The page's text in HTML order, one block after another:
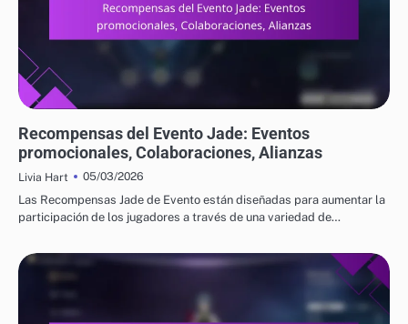
Recompensas del Evento Jade: Eventos
promocionales, Colaboraciones, Alianzas
Livia Hart
05/03/2026
Las Recompensas Jade de Evento están diseñadas para aumentar la
participación de los jugadores a través de una variedad de…